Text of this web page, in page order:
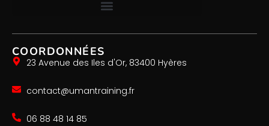
COORDONNÉES
23 Avenue des Iles d'Or, 83400 Hyères
contact@umantraining.fr
06 88 48 14 85